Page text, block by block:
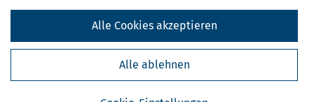
Alle ablehnen
Alle Cookies akzeptieren
Verwandte Lexikon-Begriffe
Bücher